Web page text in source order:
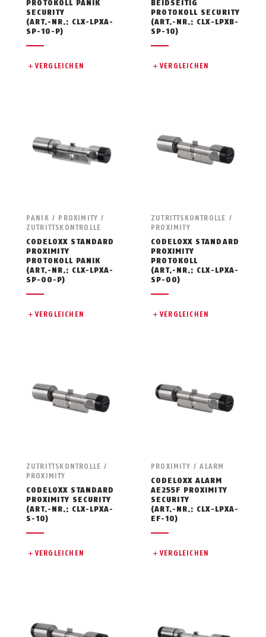
PROTOKOLL PANIK
SECURITY
(ART.-NR.: CLX-LPXA-
SP-10-P)
VERGLEICHEN
BEIDSEITIG
PROTOKOLL SECURITY
(ART.-NR.: CLX-LPXB-
SP-10)
VERGLEICHEN
PANIK / PROXIMITY /
ZUTRITTSKONTROLLE
CODELOXX STANDARD
PROXIMITY
PROTOKOLL PANIK
(ART.-NR.: CLX-LPXA-
SP-00-P)
VERGLEICHEN
ZUTRITTSKONTROLLE /
PROXIMITY
CODELOXX STANDARD
PROXIMITY
PROTOKOLL
(ART.-NR.: CLX-LPXA-
SP-00)
VERGLEICHEN
ZUTRITTSKONTROLLE /
PROXIMITY
CODELOXX STANDARD
PROXIMITY SECURITY
(ART.-NR.: CLX-LPXA-
S-10)
VERGLEICHEN
PROXIMITY / ALARM
CODELOXX ALARM
AE255F PROXIMITY
SECURITY
(ART.-NR.: CLX-LPXA-
EF-10)
VERGLEICHEN